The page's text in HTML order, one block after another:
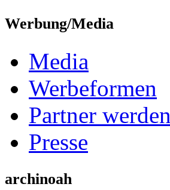
Werbung/Media
Media
Werbeformen
Partner werden
Presse
archinoah